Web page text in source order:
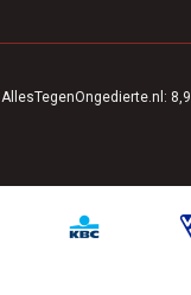
AllesTegenOngedierte.nl : 8,9